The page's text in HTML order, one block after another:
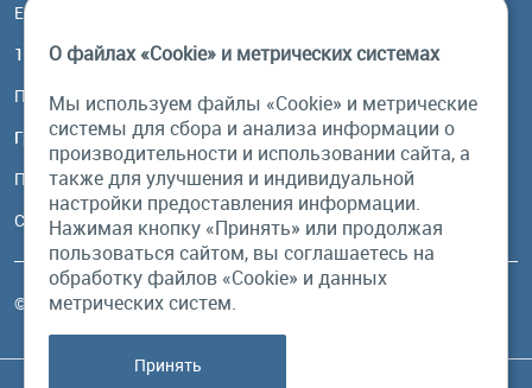
Email:
117485, Москва, ул. Профсоюзная, 84/32, корп 1
Посмотреть на карте
График работы
Пн-Пт: с 10:00 до 18:00
Сб, Вс: выходной
© Бурый Медведь MMXXVI. Все права защищены.
О файлах «Cookie» и метрических системах
Мы используем файлы «Cookie» и метрические
системы для сбора и анализа информации о
производительности и использовании сайта, а
также для улучшения и индивидуальной
настройки предоставления информации.
Нажимая кнопку «Принять» или продолжая
пользоваться сайтом, вы соглашаетесь на
обработку файлов «Cookie» и данных
метрических систем.
Принять